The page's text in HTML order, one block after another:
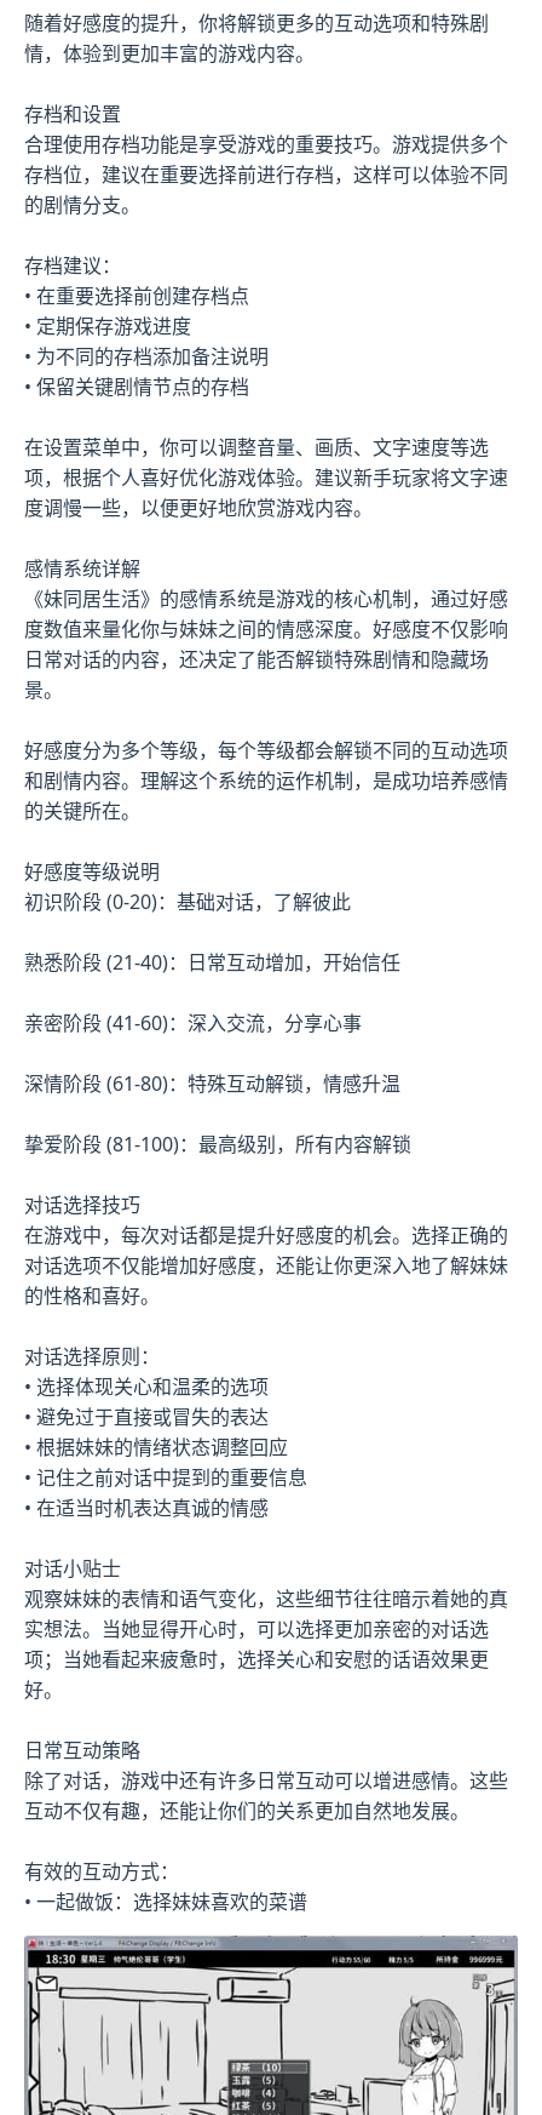
随着好感度的提升，你将解锁更多的互动选项和特殊剧
情，体验到更加丰富的游戏内容。
存档和设置
合理使用存档功能是享受游戏的重要技巧。游戏提供多个
存档位，建议在重要选择前进行存档，这样可以体验不同
的剧情分支。
存档建议：
• 在重要选择前创建存档点
• 定期保存游戏进度
• 为不同的存档添加备注说明
• 保留关键剧情节点的存档
在设置菜单中，你可以调整音量、画质、文字速度等选
项，根据个人喜好优化游戏体验。建议新手玩家将文字速
度调慢一些，以便更好地欣赏游戏内容。
感情系统详解
《妹同居生活》的感情系统是游戏的核心机制，通过好感
度数值来量化你与妹妹之间的情感深度。好感度不仅影响
日常对话的内容，还决定了能否解锁特殊剧情和隐藏场
景。
好感度分为多个等级，每个等级都会解锁不同的互动选项
和剧情内容。理解这个系统的运作机制，是成功培养感情
的关键所在。
好感度等级说明
初识阶段 (0-20)：基础对话，了解彼此
熟悉阶段 (21-40)：日常互动增加，开始信任
亲密阶段 (41-60)：深入交流，分享心事
深情阶段 (61-80)：特殊互动解锁，情感升温
挚爱阶段 (81-100)：最高级别，所有内容解锁
对话选择技巧
在游戏中，每次对话都是提升好感度的机会。选择正确的
对话选项不仅能增加好感度，还能让你更深入地了解妹妹
的性格和喜好。
对话选择原则：
• 选择体现关心和温柔的选项
• 避免过于直接或冒失的表达
• 根据妹妹的情绪状态调整回应
• 记住之前对话中提到的重要信息
• 在适当时机表达真诚的情感
对话小贴士
观察妹妹的表情和语气变化，这些细节往往暗示着她的真
实想法。当她显得开心时，可以选择更加亲密的对话选
项；当她看起来疲惫时，选择关心和安慰的话语效果更
好。
日常互动策略
除了对话，游戏中还有许多日常互动可以增进感情。这些
互动不仅有趣，还能让你们的关系更加自然地发展。
有效的互动方式：
• 一起做饭：选择妹妹喜欢的菜谱